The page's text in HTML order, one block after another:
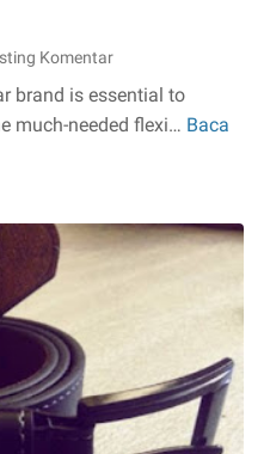
Komentar
brand is essential to
much-needed flexi… Baca